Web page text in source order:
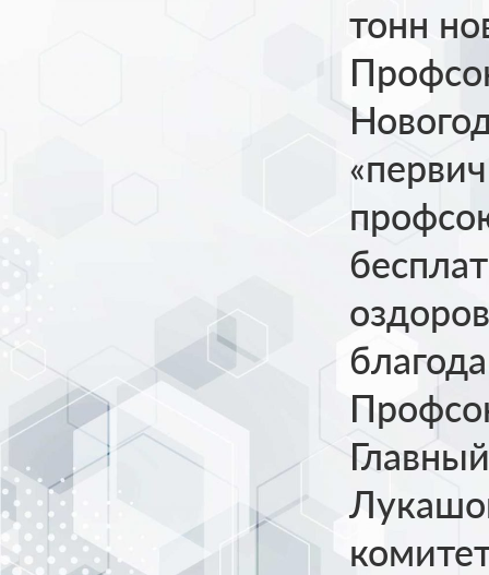
тонн